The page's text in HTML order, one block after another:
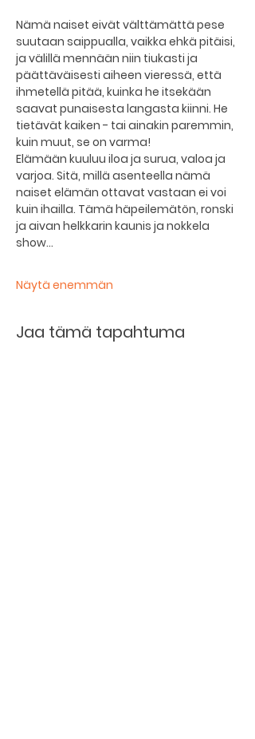
Nämä naiset eivät välttämättä pese
suutaan saippualla, vaikka ehkä pitäisi,
ja välillä mennään niin tiukasti ja
päättäväisesti aiheen vieressä, että
ihmetellä pitää, kuinka he itsekään
saavat punaisesta langasta kiinni. He
tietävät kaiken - tai ainakin paremmin,
kuin muut, se on varma!
Elämään kuuluu iloa ja surua, valoa ja
varjoa. Sitä, millä asenteella nämä
naiset elämän ottavat vastaan ei voi
kuin ihailla. Tämä häpeilemätön, ronski
ja aivan helkkarin kaunis ja nokkela
show…
Näytä enemmän
Jaa tämä tapahtuma